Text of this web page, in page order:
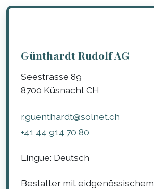
Günthardt Rudolf AG
Seestrasse 89
8700 Küsnacht CH
r.guenthardt@solnet.ch
+41 44 914 70 80
Lingue: Deutsch
Bestatter mit eidgenössischem